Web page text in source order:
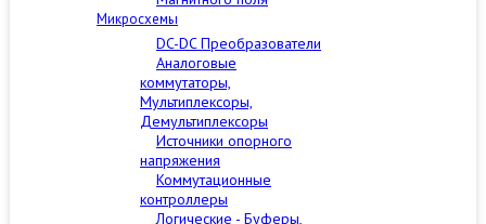
Микросхемы
DC-DC Преобразователи
Аналоговые
коммутаторы,
Мультиплексоры,
Демультиплексоры
Источники опорного
напряжения
Коммутационные
контроллеры
Логические - Буферы,